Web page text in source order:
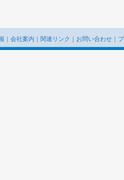
会社案内 関連リンク お問い合わせ